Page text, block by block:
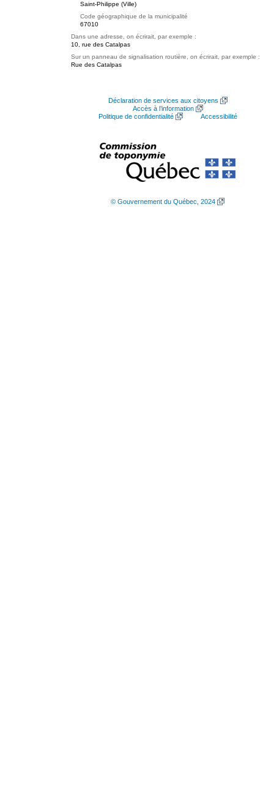
Saint-Philippe (Ville)
Code géographique de la municipalité
67010
Dans une adresse, on écrirait, par exemple :
10, rue des Catalpas
Sur un panneau de signalisation routière, on écrirait, par exemple :
Rue des Catalpas
Déclaration de services aux citoyens
Accès à l’information
Politique de confidentialité
Accessibilité
© Gouvernement du Québec, 2024